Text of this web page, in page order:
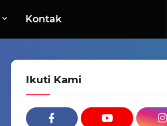
Kontak
Ikuti Kami